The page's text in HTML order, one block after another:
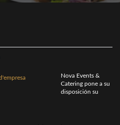
Nova Events &
Catering pone a su
disposición su